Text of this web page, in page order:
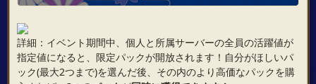
詳細：イベント期間中、個人と所属サーバーの全員の活躍値が
指定値になると、限定パックが開放されます！自分がほしいパ
ック(最大2つまで)を選んだ後、その内のより高価なパックを購